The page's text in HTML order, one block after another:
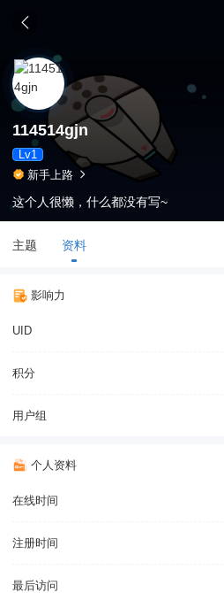
114514gjn
Lv1
新手上路
这个人很懒，什么都没有写~
主题 资料
影响力
UID
积分
用户组
个人资料
在线时间
注册时间
最后访问